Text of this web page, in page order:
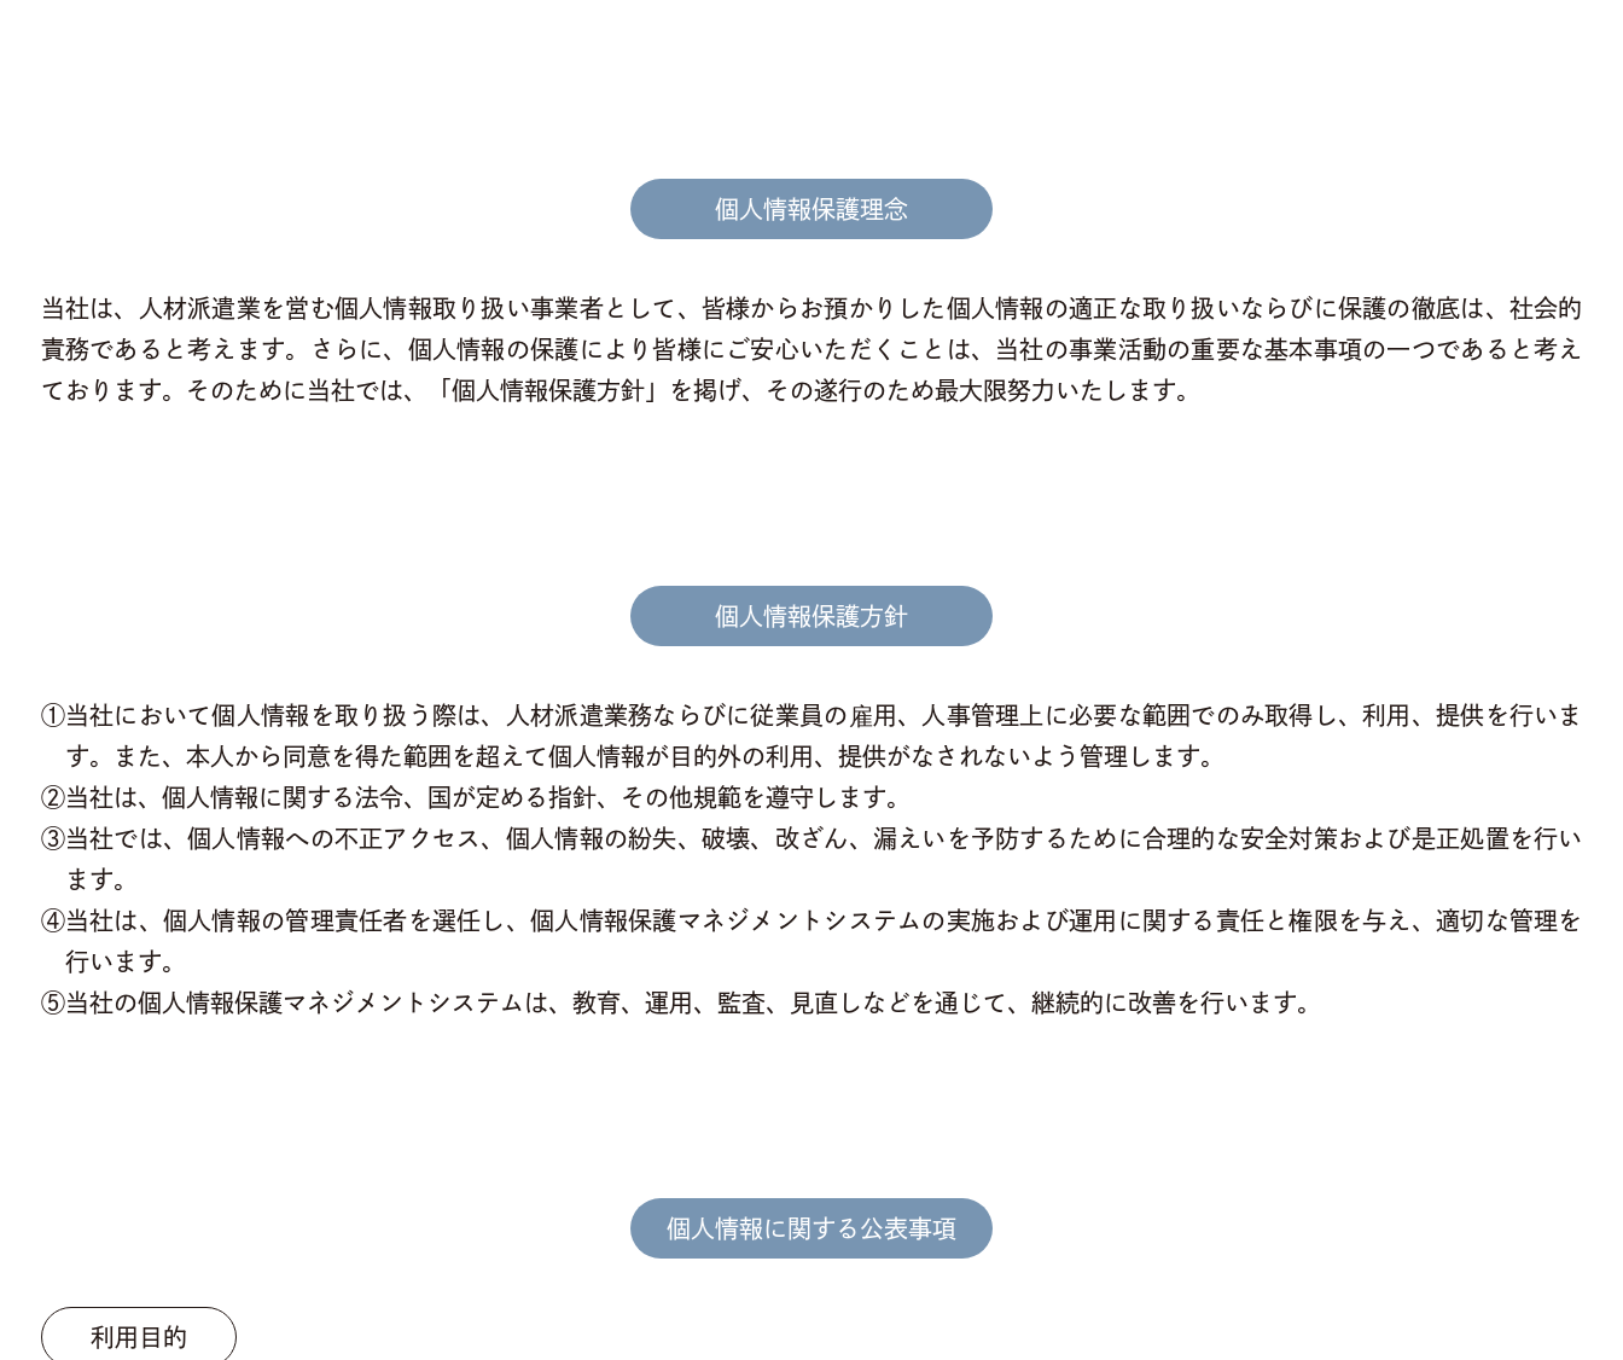
個人情報保護理念
当社は、人材派遣業を営む個人情報取り扱い事業者として、皆様からお預かりした個人情報の適正な取り扱いならびに保護の徹底は、社会的
責務であると考えます。さらに、個人情報の保護により皆様にご安心いただくことは、当社の事業活動の重要な基本事項の一つであると考え
ております。そのために当社では、「個人情報保護方針」を掲げ、その遂行のため最大限努力いたします。
個人情報保護方針
①当社において個人情報を取り扱う際は、人材派遣業務ならびに従業員の雇用、人事管理上に必要な範囲でのみ取得し、利用、提供を行いま
す。また、本人から同意を得た範囲を超えて個人情報が目的外の利用、提供がなされないよう管理します。
②当社は、個人情報に関する法令、国が定める指針、その他規範を遵守します。
③当社では、個人情報への不正アクセス、個人情報の紛失、破壊、改ざん、漏えいを予防するために合理的な安全対策および是正処置を行い
ます。
④当社は、個人情報の管理責任者を選任し、個人情報保護マネジメントシステムの実施および運用に関する責任と権限を与え、適切な管理を
行います。
⑤当社の個人情報保護マネジメントシステムは、教育、運用、監査、見直しなどを通じて、継続的に改善を行います。
個人情報に関する公表事項
利用目的